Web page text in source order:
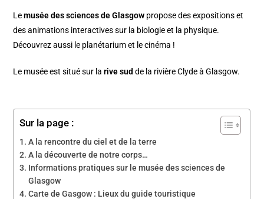
Lemusée des sciences de Glasgow propose des expositions et
des animations interactives sur la biologie et la physique.
Découvrez aussi le planétarium et le cinéma !
Le musée est situé sur larive sud de la rivière Clyde à Glasgow.
Sur la page :
A la rencontre du ciel et de la terre
A la découverte de notre corps…
Informations pratiques sur le musée des sciences de
Glasgow
Carte de Gasgow : Lieux du guide touristique